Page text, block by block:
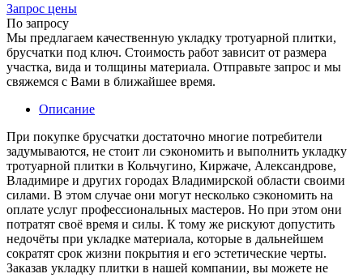
Запрос цены
По запросу
Мы предлагаем качественную укладку тротуарной плитки,
брусчатки под ключ. Стоимость работ зависит от размера
участка, вида и толщины материала. Отправьте запрос и мы
свяжемся с Вами в ближайшее время.
Описание
При покупке брусчатки достаточно многие потребители
задумываются, не стоит ли сэкономить и выполнить укладку
тротуарной плитки в Кольчугино, Киржаче, Александрове,
Владимире и других городах Владимирской области своими
силами. В этом случае они могут несколько сэкономить на
оплате услуг профессиональных мастеров. Но при этом они
потратят своё время и силы. К тому же рискуют допустить
недочёты при укладке материала, которые в дальнейшем
сократят срок жизни покрытия и его эстетические черты.
Заказав укладку плитки в нашей компании, вы можете не